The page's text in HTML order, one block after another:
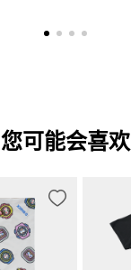
您可能会喜欢